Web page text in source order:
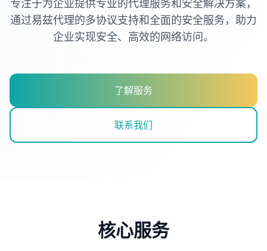
专注于为企业提供专业的代理服务和安全解决方案，
通过易兹代理的多协议支持和全面的安全服务，助力
企业实现安全、高效的网络访问。
了解服务
联系我们
核心服务